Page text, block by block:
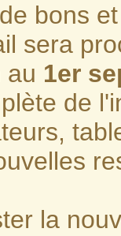
bons
sera
au 1er
de
la